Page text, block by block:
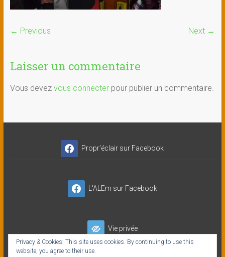
← Previous Next →
Laisser un commentaire
Vous devez vous connecterpour publier un commentaire.
Propr'éclair sur Facebook
L'ALEm sur Facebook
Vie privée
Privacy & Cookies: This site uses cookies. By continuing to use this
website, you agree to their use.